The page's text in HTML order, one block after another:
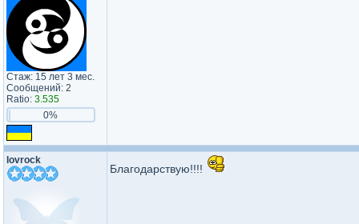
Стаж: 15 лет 3 мес.
Сообщений: 2
Ratio: 3.535
0%
lovrock
Благодарствую!!!!